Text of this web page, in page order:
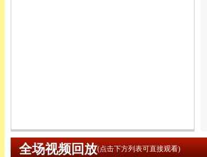
全场视频回放(点击下方列表可直接观看)